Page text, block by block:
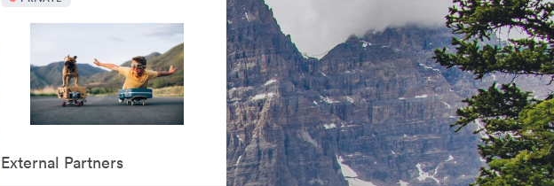
External Partners